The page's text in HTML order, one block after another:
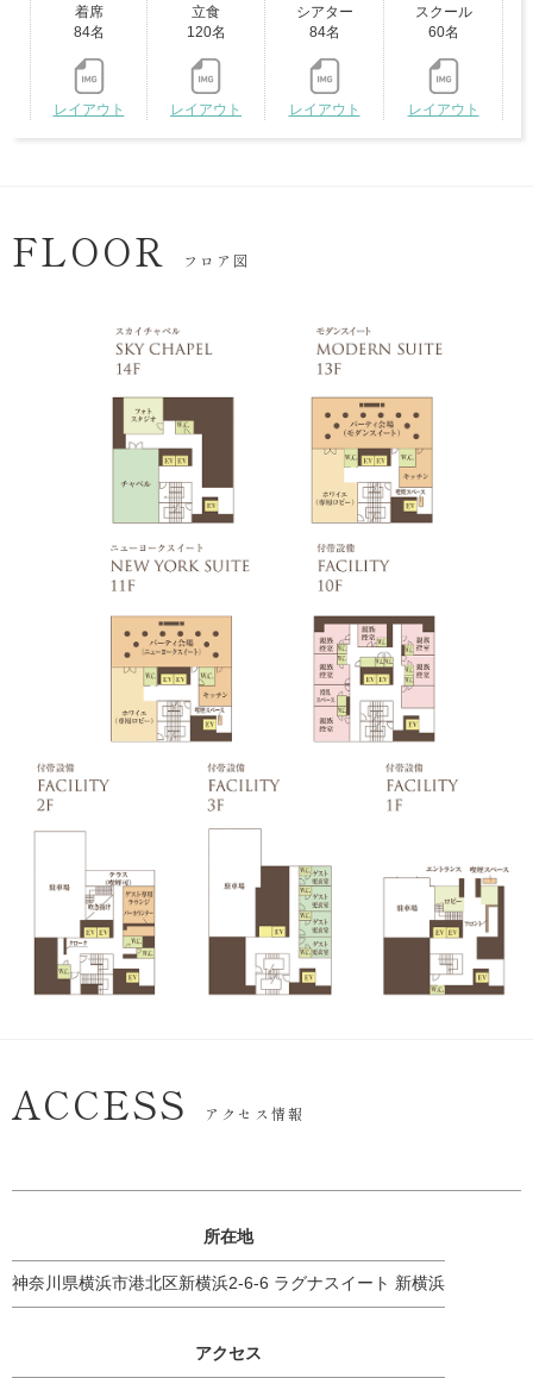
着席
84名
レイアウト
立食
120名
レイアウト
シアター
84名
レイアウト
スクール
60名
レイアウト
FLOOR フロア図
ACCESS アクセス情報
所在地
神奈川県横浜市港北区新横浜2-6-6 ラグナスイート 新横浜
アクセス